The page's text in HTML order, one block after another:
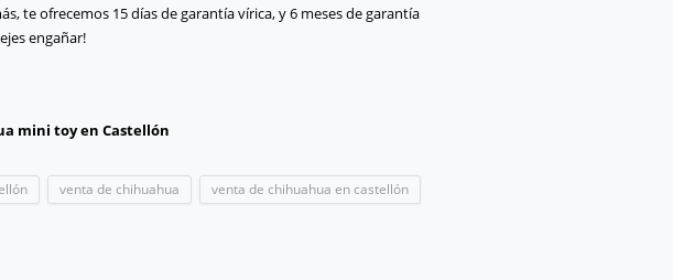
te ofrecemos 15 días de garantía vírica, y 6 meses de garantía
engañar!
mini toy en Castellón
venta de chihuahua venta de chihuahua en castellón